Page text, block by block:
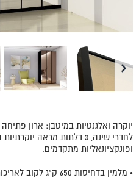
יוקרה ואלגנטיות במיטבן: ארון
לחדרי שינה, 3 דלתות מראה
ופונקציונאליות מתקדמים.
• מלמין בדחיסות 650 ק"ג לקוב לאריכות ימים יוצאת דופן